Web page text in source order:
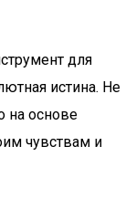
для
истина. Не
на основе
чувствам и